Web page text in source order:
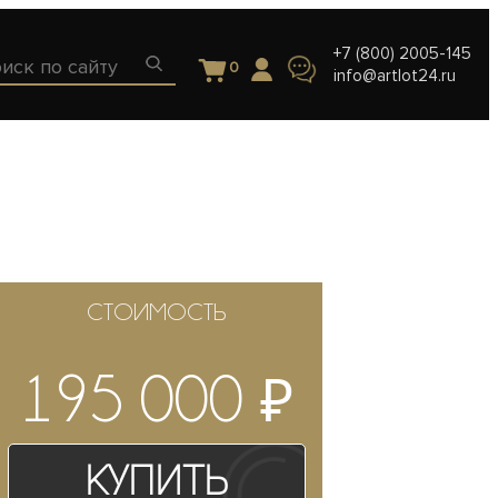
0
+7 (800) 2005-145
info@artlot24.ru
СТОИМОСТЬ
195 000 ₽
Купить